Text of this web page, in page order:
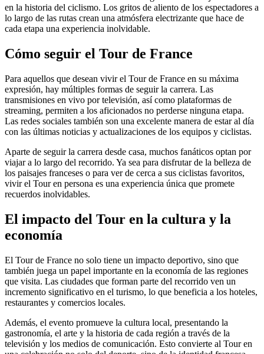
en la historia del ciclismo. Los gritos de aliento de los espectadores a
lo largo de las rutas crean una atmósfera electrizante que hace de
cada etapa una experiencia inolvidable.
Cómo seguir el Tour de France
Para aquellos que desean vivir el Tour de France en su máxima
expresión, hay múltiples formas de seguir la carrera. Las
transmisiones en vivo por televisión, así como plataformas de
streaming, permiten a los aficionados no perderse ninguna etapa.
Las redes sociales también son una excelente manera de estar al día
con las últimas noticias y actualizaciones de los equipos y ciclistas.
Aparte de seguir la carrera desde casa, muchos fanáticos optan por
viajar a lo largo del recorrido. Ya sea para disfrutar de la belleza de
los paisajes franceses o para ver de cerca a sus ciclistas favoritos,
vivir el Tour en persona es una experiencia única que promete
recuerdos inolvidables.
El impacto del Tour en la cultura y la
economía
El Tour de France no solo tiene un impacto deportivo, sino que
también juega un papel importante en la economía de las regiones
que visita. Las ciudades que forman parte del recorrido ven un
incremento significativo en el turismo, lo que beneficia a los hoteles,
restaurantes y comercios locales.
Además, el evento promueve la cultura local, presentando la
gastronomía, el arte y la historia de cada región a través de la
televisión y los medios de comunicación. Esto convierte al Tour en